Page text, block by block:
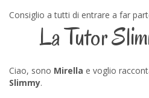
Consiglio a tutti di entrare a far
La Tutor
Ciao, sono Mirella e voglio
Slimmy.